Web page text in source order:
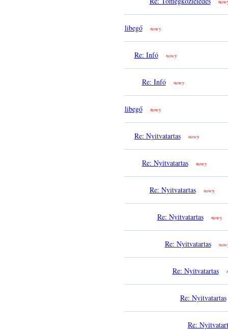
libegő nowy
Re: Infó nowy
Re: Infó nowy
libegő nowy
Re: Nyitvatartas nowy
Re: Nyitvatartas nowy
Re: Nyitvatartas nowy
Re: Nyitvatartas nowy
Re: Nyitvatartas
Re: Nyitvatartas
Re: Nyitvatartas
Re: